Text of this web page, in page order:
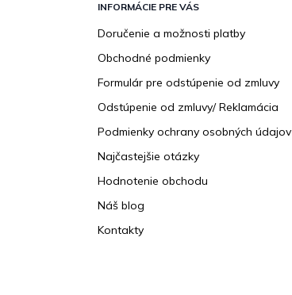
INFORMÁCIE PRE VÁS
Doručenie a možnosti platby
Obchodné podmienky
Formulár pre odstúpenie od zmluvy
Odstúpenie od zmluvy/ Reklamácia
Podmienky ochrany osobných údajov
Najčastejšie otázky
Hodnotenie obchodu
Náš blog
Kontakty